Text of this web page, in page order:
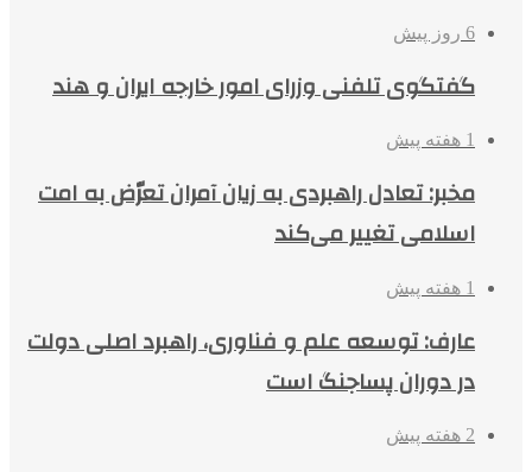
6 روز پیش
گفتگوی تلفنی وزرای امور خارجه ایران و هند
1 هفته پیش
مخبر: تعادل راهبردی به زیان آمران تعرّض به امت
اسلامی تغییر می‌کند
1 هفته پیش
عارف: توسعه علم و فناوری، راهبرد اصلی دولت
در دوران پساجنگ است
2 هفته پیش